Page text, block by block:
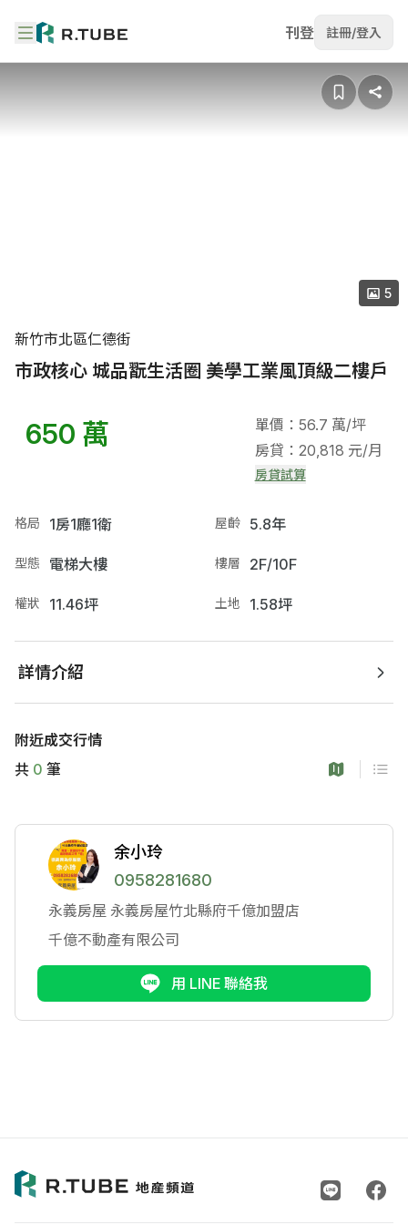
刊登 註冊/登入
新竹市北區仁德街
市政核心 城品翫生活圈 美學工業風頂級二樓戶
5
650 萬
單價：56.7 萬/坪
房貸：20,818 元/月
房貸試算
格局 1房1廳1衛 屋齡 5.8年
型態 電梯大樓 樓層 2F/10F
權狀 11.46坪 土地 1.58坪
詳情介紹
附近成交行情
共 0 筆
余小玲
0958281680
永義房屋 永義房屋竹北縣府千億加盟店
千億不動產有限公司
用 LINE 聯絡我